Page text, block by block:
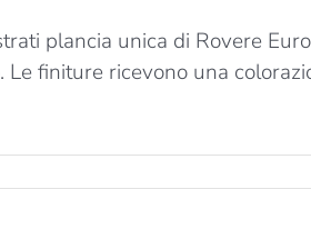
plancia unica di Rovere
finiture ricevono una